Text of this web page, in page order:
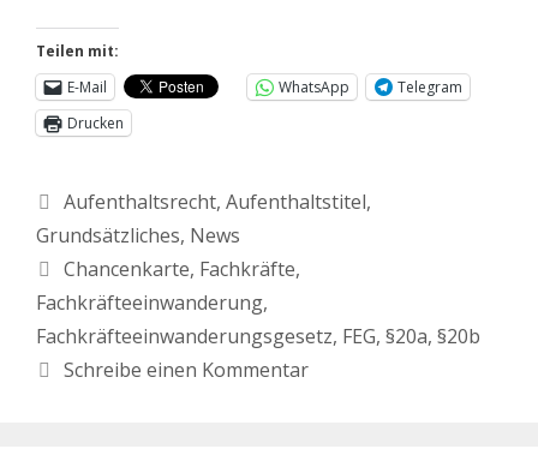
Teilen mit:
E-Mail
WhatsApp
Telegram
Drucken
Aufenthaltsrecht, Aufenthaltstitel,
Grundsätzliches, News
Chancenkarte, Fachkräfte,
Fachkräfteeinwanderung,
Fachkräfteeinwanderungsgesetz, FEG, §20a, §20b
Schreibe einen Kommentar